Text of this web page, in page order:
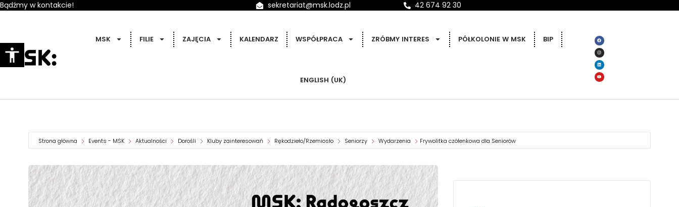
Bądźmy w kontakcie! sekretariat@msk.lodz.pl 42 674 92 30
MSK FILIE ZAJĘCIA KALENDARZ WSPÓŁPRACA ZRÓBMY INTERES PÓŁKOLONIE W MSK BIP
ENGLISH (UK)
Strona główna Events - MSK Aktualności Dorośli Kluby zainteresowań Rękodzieło/Rzemiosło Seniorzy Wydarzenia Frywolitka czółenkowa dla Seniorów